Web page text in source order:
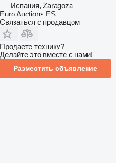
Испания, Zaragoza
Euro Auctions ES
Связаться с продавцом
Продаете технику?
Делайте это вместе с нами!
Разместить объявление